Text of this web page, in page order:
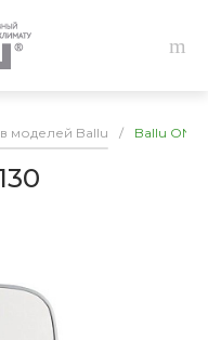
моделей Ballu / Ballu